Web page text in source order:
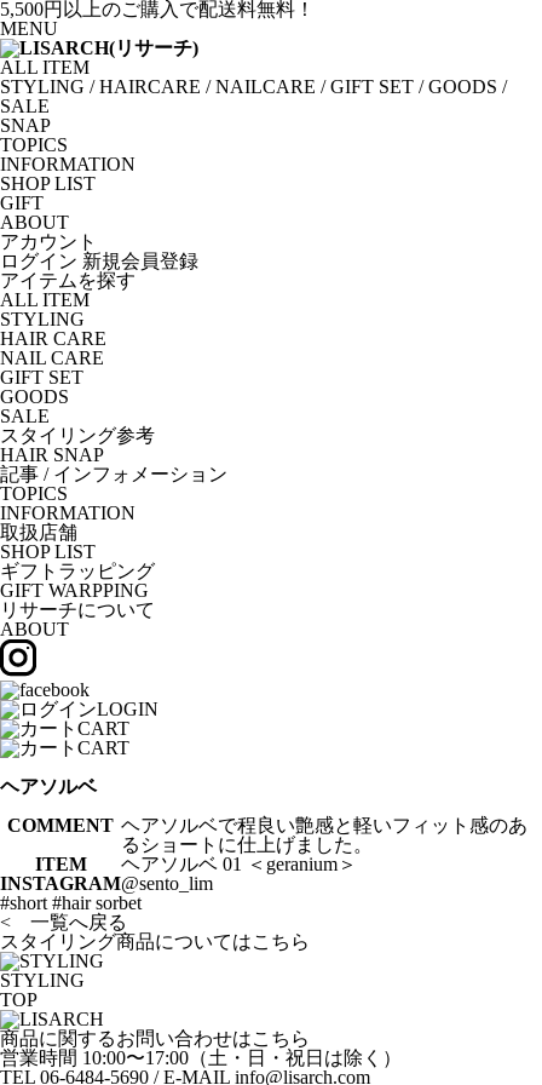
5,500円以上のご購入で配送料無料！
MENU
ALL ITEM
STYLING /HAIRCARE /NAILCARE /GIFT SET /GOODS /
SALE
SNAP
TOPICS
INFORMATION
SHOP LIST
GIFT
ABOUT
アカウント
ログイン 新規会員登録
アイテムを探す
ALL ITEM
STYLING
HAIR CARE
NAIL CARE
GIFT SET
GOODS
SALE
スタイリング参考
HAIR SNAP
記事 / インフォメーション
TOPICS
INFORMATION
取扱店舗
SHOP LIST
ギフトラッピング
GIFT WARPPING
リサーチについて
ABOUT
LOGIN
CART
CART
ヘアソルベ
COMMENT ヘアソルベで程良い艶感と軽いフィット感のあ
るショートに仕上げました。
ITEM
ヘアソルベ 01 ＜geranium＞
INSTAGRAM@sento_lim
#short #hair sorbet
< 一覧へ戻る
スタイリング商品についてはこちら
STYLING
TOP
商品に関するお問い合わせはこちら
営業時間 10:00〜17:00（土・日・祝日は除く）
TEL 06-6484-5690 / E-MAIL info@lisarch.com